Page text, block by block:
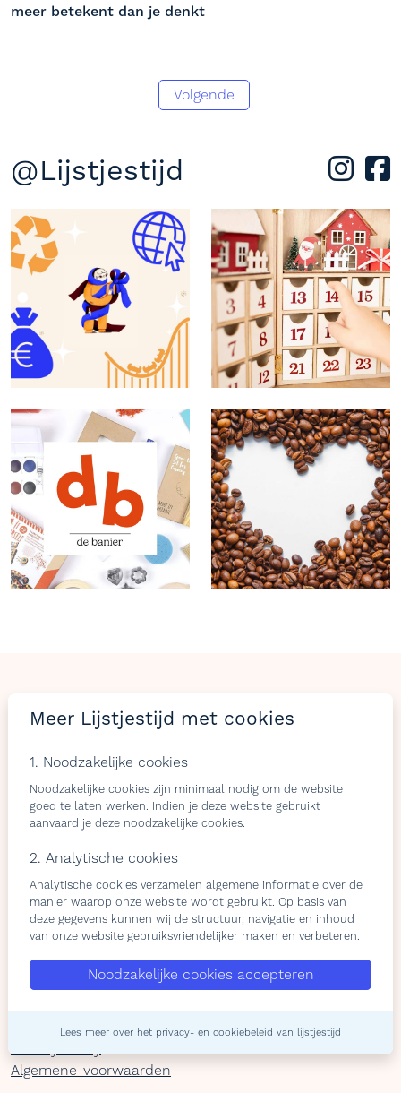
meer betekent dan je denkt
Volgende
@Lijstjestijd
LIJSTJES TIJD
verlanglijstjes te maken met producten van gelijk welke
webshop.
Bezoekers
Verlangslijstjes maken
Cadeaulijstje
Contacteer ons
Wat is de L-club
Wordt lid van onze L-club
Contacteer ons
Algemene-voorwaarden
Meer Lijstjestijd met cookies
1. Noodzakelijke cookies
Noodzakelijke cookies zijn minimaal nodig om de website
goed te laten werken. Indien je deze website gebruikt
aanvaard je deze noodzakelijke cookies.
2. Analytische cookies
Analytische cookies verzamelen algemene informatie over de
manier waarop onze website wordt gebruikt. Op basis van
deze gegevens kunnen wij de structuur, navigatie en inhoud
van onze website gebruiksvriendelijker maken en verbeteren.
Noodzakelijke cookies accepteren
Lees meer over het privacy- en cookiebeleid van lijstjestijd